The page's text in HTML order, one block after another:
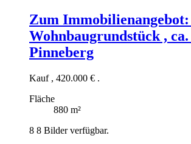
Zum Immobilienangebot:
Wohnbaugrundstück , ca.
Pinneberg
Kauf , 420.000 € .
Fläche
880 m²
8 8 Bilder verfügbar.